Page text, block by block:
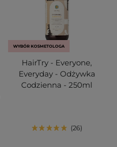
WYBÓR KOSMETOLOGA
HairTry - Everyone,
Everyday - Odżywka
Codzienna - 250ml
26